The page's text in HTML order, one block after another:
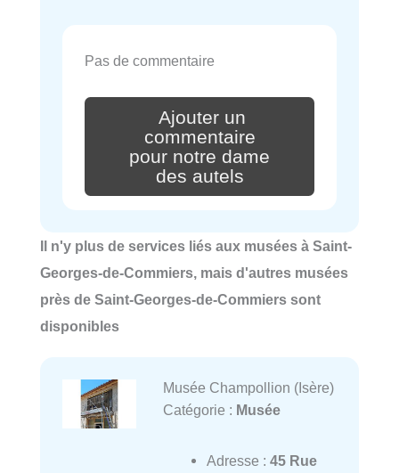
Pas de commentaire
Ajouter un
commentaire
pour notre dame
des autels
Il n'y plus de services liés aux musées à Saint-
Georges-de-Commiers, mais d'autres musées
près de Saint-Georges-de-Commiers sont
disponibles
Musée Champollion (Isère)
Catégorie : Musée
Adresse : 45 Rue